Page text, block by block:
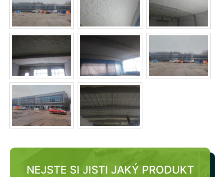
NEJSTE SI JISTI JAKÝ PRODUKT